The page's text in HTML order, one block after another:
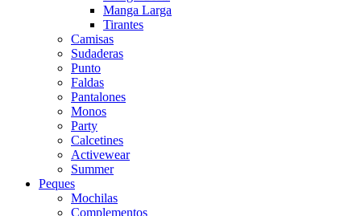
Manga Larga
Tirantes
Camisas
Sudaderas
Punto
Faldas
Pantalones
Monos
Party
Calcetines
Activewear
Summer
Peques
Mochilas
Complementos